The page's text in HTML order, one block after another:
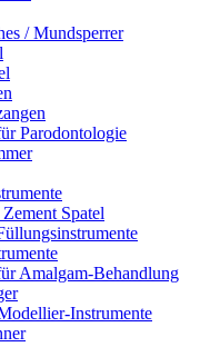
/ Mundsperrer
Parodontologie
Spatel
Amalgam-Behandlung
Instrumente